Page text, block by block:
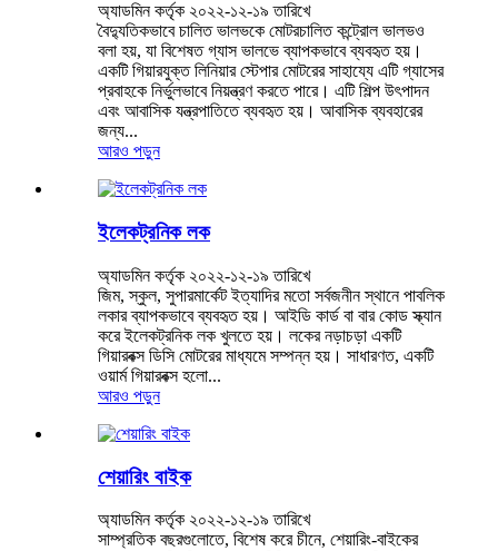
অ্যাডমিন কর্তৃক ২০২২-১২-১৯ তারিখে
বৈদ্যুতিকভাবে চালিত ভালভকে মোটরচালিত কন্ট্রোল ভালভও
বলা হয়, যা বিশেষত গ্যাস ভালভে ব্যাপকভাবে ব্যবহৃত হয়।
একটি গিয়ারযুক্ত লিনিয়ার স্টেপার মোটরের সাহায্যে এটি গ্যাসের
প্রবাহকে নির্ভুলভাবে নিয়ন্ত্রণ করতে পারে। এটি শিল্প উৎপাদন
এবং আবাসিক যন্ত্রপাতিতে ব্যবহৃত হয়। আবাসিক ব্যবহারের
জন্য...
আরও পড়ুন
ইলেকট্রনিক লক
অ্যাডমিন কর্তৃক ২০২২-১২-১৯ তারিখে
জিম, স্কুল, সুপারমার্কেট ইত্যাদির মতো সর্বজনীন স্থানে পাবলিক
লকার ব্যাপকভাবে ব্যবহৃত হয়। আইডি কার্ড বা বার কোড স্ক্যান
করে ইলেকট্রনিক লক খুলতে হয়। লকের নড়াচড়া একটি
গিয়ারবক্স ডিসি মোটরের মাধ্যমে সম্পন্ন হয়। সাধারণত, একটি
ওয়ার্ম গিয়ারবক্স হলো...
আরও পড়ুন
শেয়ারিং বাইক
অ্যাডমিন কর্তৃক ২০২২-১২-১৯ তারিখে
সাম্প্রতিক বছরগুলোতে, বিশেষ করে চীনে, শেয়ারিং-বাইকের